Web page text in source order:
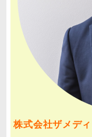
株式会社ザメデ